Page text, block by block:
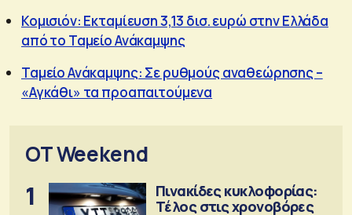
Κομισιόν: Εκταμίευση 3,13 δισ. ευρώ στην Ελλάδα
από το Ταμείο Ανάκαμψης
Ταμείο Ανάκαμψης: Σε ρυθμούς αναθεώρησης –
«Αγκάθι» τα προαπαιτούμενα
OT Weekend
1
Πινακίδες κυκλοφορίας:
Τέλος στις χρονοβόρες